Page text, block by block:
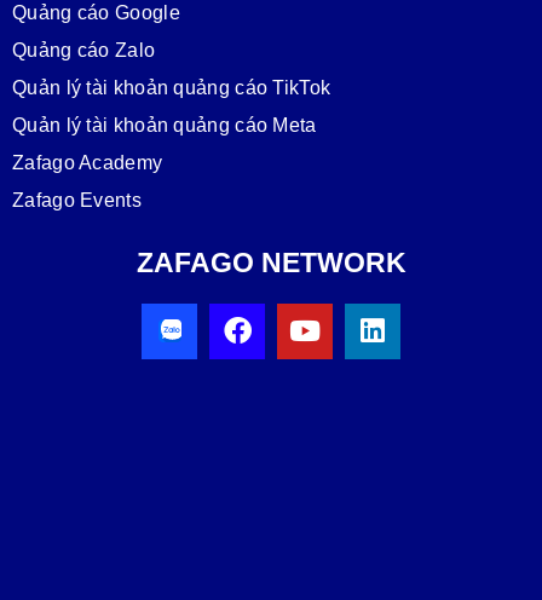
Quảng cáo Google
Quảng cáo Zalo
Quản lý tài khoản quảng cáo TikTok
Quản lý tài khoản quảng cáo Meta
Zafago Academy
Zafago Events
ZAFAGO NETWORK